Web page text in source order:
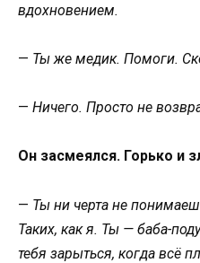
вдохновением.
— Ты же медик. Помоги.
— Ничего. Просто не
Он засмеялся. Горько и
— Ты ни черта не
Таких, как я. Ты — баба-
тебя зарыться, когда всё